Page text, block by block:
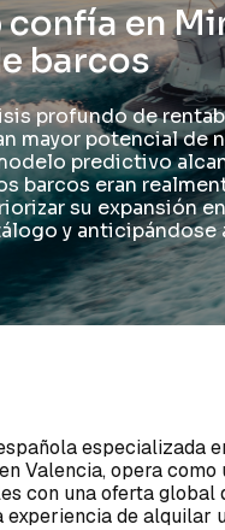
en
barcos
profundo de
mayor potencial de
predictivo
barcos eran
su expansión
y
especializada
Valencia, opera
con una oferta global
de alquilar